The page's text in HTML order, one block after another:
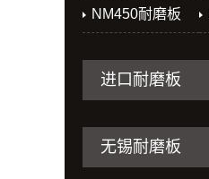
NM450耐磨板
进口耐磨板
无锡耐磨板